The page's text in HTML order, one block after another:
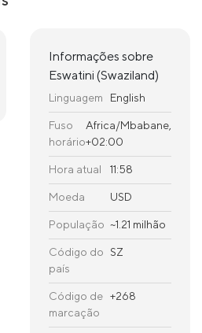
Informações sobre
Eswatini (Swaziland)
Linguagem English
Fuso
horário
Africa/Mbabane,
+02:00
Hora atual 11:58
Moeda USD
População ~1.21 milhão
Código do
país
SZ
Código de
marcação
+268